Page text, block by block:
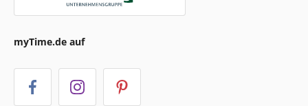
myTime.de auf